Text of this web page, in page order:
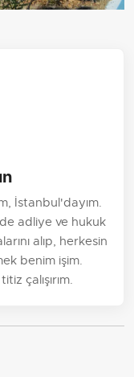
İstanbul'dayım.
adliye ve hukuk
alıp, herkesin
benim işim.
çalışırım.